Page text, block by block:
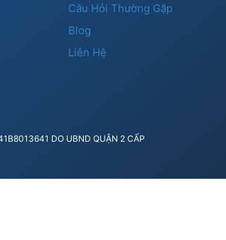
Câu Hỏi Thường Gặp
Blog
Liên Hệ
DO UBND QUẬN 2 CẤP